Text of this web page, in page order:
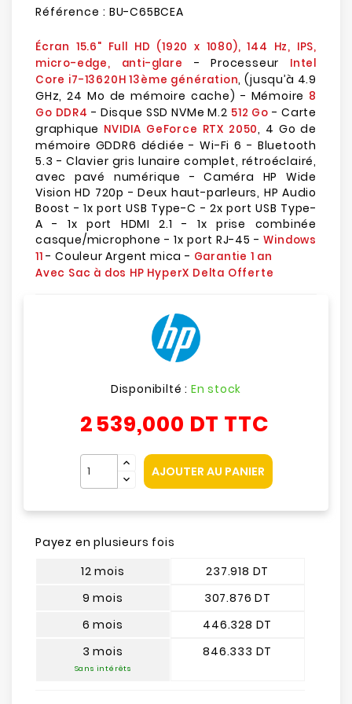
Référence : BU-C65BCEA
Écran 15.6" Full HD (1920 x 1080), 144 Hz, IPS,
micro-edge, anti-glare
- Processeur Intel
Core i7-13620H 13ème génération, (jusqu’à 4.9
GHz, 24 Mo de mémoire cache) - Mémoire 8
Go DDR4 - Disque SSD NVMe M.2 512 Go - Carte
graphique NVIDIA GeForce RTX 2050, 4 Go de
mémoire GDDR6 dédiée - Wi-Fi 6 - Bluetooth
5.3 - Clavier gris lunaire complet, rétroéclairé,
avec pavé numérique - Caméra HP Wide
Vision HD 720p - Deux haut-parleurs, HP Audio
Boost - 1x port USB Type-C - 2x port USB Type-
A - 1x port HDMI 2.1 - 1x prise combinée
casque/microphone - 1x port RJ-45 -Windows
11 - Couleur Argent mica - Garantie 1 an
Avec Sac à dos HP HyperX Delta Offerte
Disponibilté : En stock
2 539,000 DT TTC
AJOUTER AU PANIER
Payez en plusieurs fois
12 mois
9 mois
6 mois
3 mois
Sans intérêts
237.918 DT
307.876 DT
446.328 DT
846.333 DT